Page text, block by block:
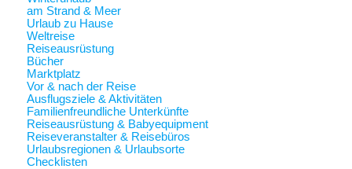
am Strand & Meer
Urlaub zu Hause
Weltreise
Reiseausrüstung
Bücher
Marktplatz
Vor & nach der Reise
Ausflugsziele & Aktivitäten
Familienfreundliche Unterkünfte
Reiseausrüstung & Babyequipment
Reiseveranstalter & Reisebüros
Urlaubsregionen & Urlaubsorte
Checklisten